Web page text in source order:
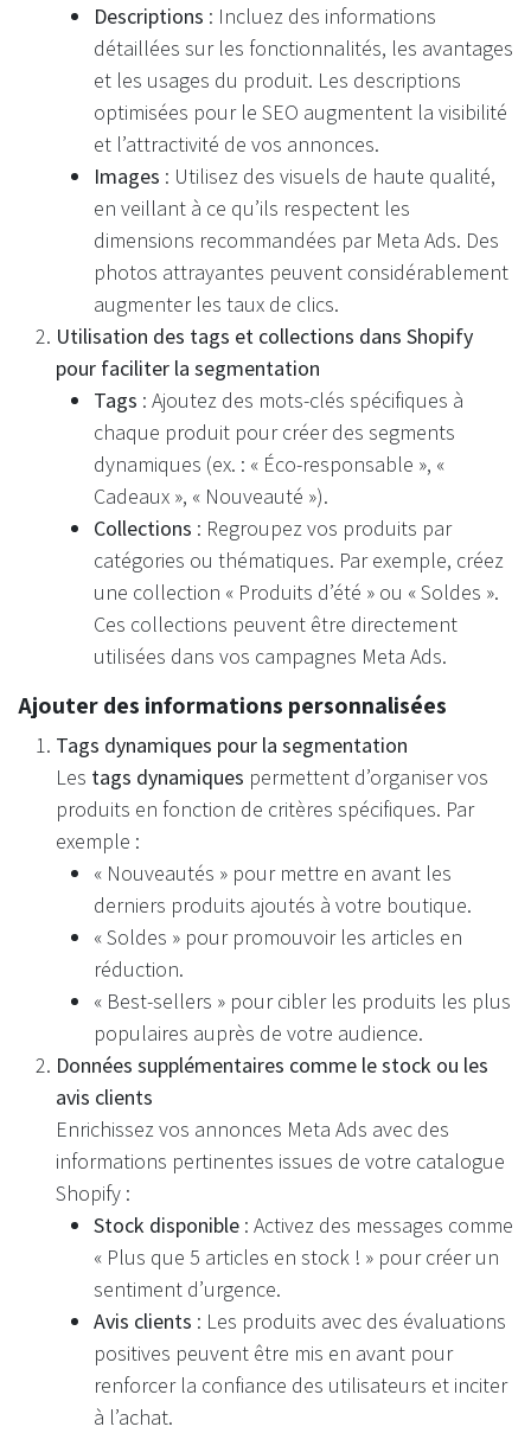
Descriptions : Incluez des informations
détaillées sur les fonctionnalités, les avantages
et les usages du produit. Les descriptions
optimisées pour le SEO augmentent la visibilité
et l’attractivité de vos annonces.
Images : Utilisez des visuels de haute qualité,
en veillant à ce qu’ils respectent les
dimensions recommandées par Meta Ads. Des
photos attrayantes peuvent considérablement
augmenter les taux de clics.
Utilisation des tags et collections dans Shopify
pour faciliter la segmentation
Tags : Ajoutez des mots-clés spécifiques à
chaque produit pour créer des segments
dynamiques (ex. : « Éco-responsable », «
Cadeaux », « Nouveauté »).
Collections : Regroupez vos produits par
catégories ou thématiques. Par exemple, créez
une collection « Produits d’été » ou « Soldes ».
Ces collections peuvent être directement
utilisées dans vos campagnes Meta Ads.
Ajouter des informations personnalisées
Tags dynamiques pour la segmentation
Les tags dynamiques permettent d’organiser vos
produits en fonction de critères spécifiques. Par
exemple :
« Nouveautés » pour mettre en avant les
derniers produits ajoutés à votre boutique.
« Soldes » pour promouvoir les articles en
réduction.
« Best-sellers » pour cibler les produits les plus
populaires auprès de votre audience.
Données supplémentaires comme le stock ou les
avis clients
Enrichissez vos annonces Meta Ads avec des
informations pertinentes issues de votre catalogue
Shopify :
Stock disponible : Activez des messages comme
« Plus que 5 articles en stock ! » pour créer un
sentiment d’urgence.
Avis clients : Les produits avec des évaluations
positives peuvent être mis en avant pour
renforcer la confiance des utilisateurs et inciter
à l’achat.